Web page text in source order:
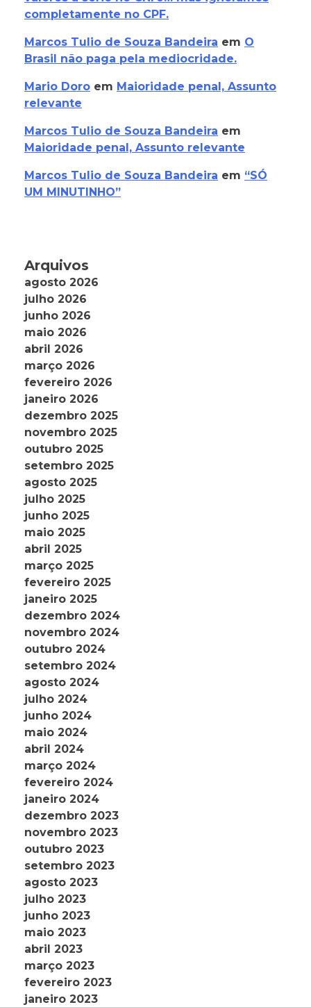
completamente no CPF.
Marcos Tulio de Souza Bandeira em O
Brasil não paga pela mediocridade.
Mario Doro em Maioridade penal, Assunto
relevante
Marcos Tulio de Souza Bandeira em
Maioridade penal, Assunto relevante
Marcos Tulio de Souza Bandeira em “SÓ
UM MINUTINHO”
Arquivos
agosto 2026
julho 2026
junho 2026
maio 2026
abril 2026
março 2026
fevereiro 2026
janeiro 2026
dezembro 2025
novembro 2025
outubro 2025
setembro 2025
agosto 2025
julho 2025
junho 2025
maio 2025
abril 2025
março 2025
fevereiro 2025
janeiro 2025
dezembro 2024
novembro 2024
outubro 2024
setembro 2024
agosto 2024
julho 2024
junho 2024
maio 2024
abril 2024
março 2024
fevereiro 2024
janeiro 2024
dezembro 2023
novembro 2023
outubro 2023
setembro 2023
agosto 2023
julho 2023
junho 2023
maio 2023
abril 2023
março 2023
fevereiro 2023
janeiro 2023